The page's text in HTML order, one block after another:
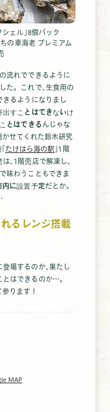
シェル｣8個パック
の車海老 プレミアム
流れでできるように
た。これで､生食用の
きるようになりまし
すことはできないけ
とはできる んじゃな
せてくれた鈴木研究
たけはら海の駅
｣1階
､1階売店で解凍し､
味わうこともできま
に設置予定だとか。
るレンジ搭載
場するのか､果たし
とはできるのか…。
ります！
MAP